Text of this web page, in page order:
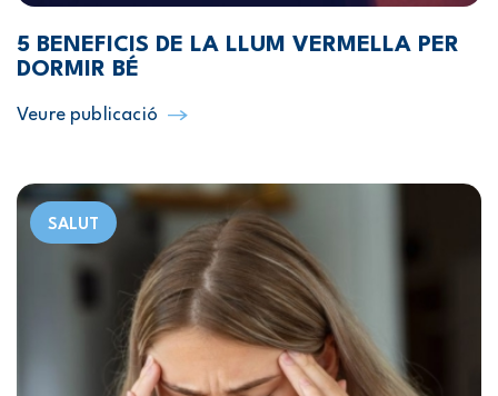
5 BENEFICIS DE LA LLUM VERMELLA PER
DORMIR BÉ
Veure publicació
SALUT